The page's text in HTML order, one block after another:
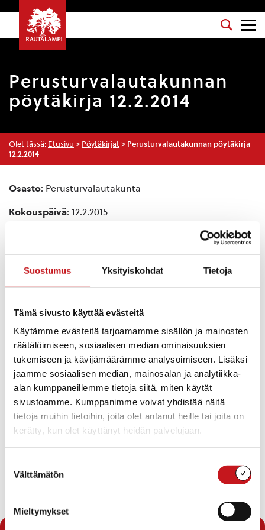
Suostumus Yksityiskohdat Tietoja
Tämä sivusto käyttää evästeitä
Käytämme evästeitä tarjoamamme sisällön ja mainosten
räätälöimiseen, sosiaalisen median ominaisuuksien
tukemiseen ja kävijämäärämme analysoimiseen. Lisäksi
jaamme sosiaalisen median, mainosalan ja analytiikka-
alan kumppaneillemme tietoja siitä, miten käytät
sivustoamme. Kumppanimme voivat yhdistää näitä
tietoja muihin tietoihin, joita olet antanut heille tai joita on
kerätty, kun olet käyttänyt heidän palvelujaan.
valinta
Välttämätön
Mieltymykset
Perusturvalautakunnan
pöytäkirja 12.2.2014
Olet tässä: Etusivu > Pöytäkirjat > Perusturvalautakunnan pöytäkirja
12.2.2014
Osasto: Perusturvalautakunta
Kokouspäivä: 12.2.2015
Perusturvalautakunnan kokoukset vuonna 2015
maksuosoitusten hyväksyjät vuonna 2015
Perusturvatoimen edustajat alaikäisten
kuulusteluissa vuonna 2015
Lasten ja nuorten perhehoidon ja
tukiperhetoiminnan toimintaohje vuonna 2015
Omaishoidon tuen myöntämisperusteet vuonna
2015
Kotihoidon-, päivätoiminnan- ja tehostetun
palveluasumisen kriteerit
Perusturvalautakunnan soveltamisohjeet
toimeentulotuesta
Vuokrasänkyjen hankinta Palvelukoti Pauliinaan
Muutos perusturvan asiakasmaksuihin 2015
Viranhaltijoiden pöytäkirjat